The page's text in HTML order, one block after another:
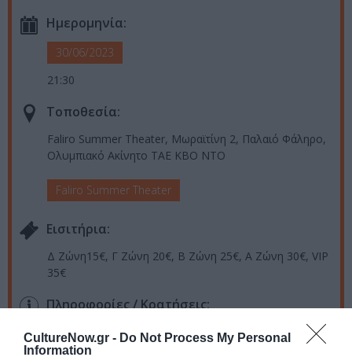
CultureNow.gr - Do Not Process My Personal
Information
Ημερομηνία:
30/06/2023
21:30
Τοποθεσία:
Faliro Summer Theater, Μωραϊτίνη 2, Παλαιό Φάληρο,
Ολυμπιακό Ακίνητο TΑΕ KBO NTO
Faliro Summer Theater
Eισιτήρια:
Δ Ζώνη15€, Γ Ζώνη 20€, Β Ζώνη 25€, Α Ζώνη 30€, VIP
35€
Πληροφορίες / Κρατήσεις:
Τηλ.: 210 921 3310